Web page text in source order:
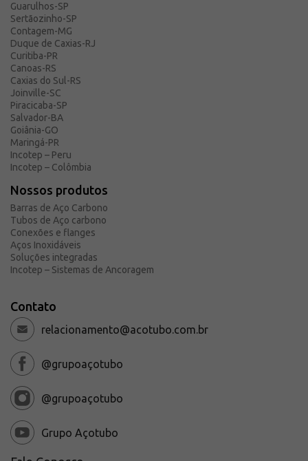
Guarulhos-SP
Sertãozinho-SP
Contagem-MG
Duque de Caxias-RJ
Curitiba-PR
Canoas-RS
Caxias do Sul-RS
Joinville-SC
Piracicaba-SP
Salvador-BA
Goiânia-GO
Maringá-PR
Incotep – Peru
Incotep – Colômbia
Nossos produtos
Barras de Aço Carbono
Tubos de Aço carbono
Conexões e flanges
Aços Inoxidáveis
Soluções integradas
Incotep – Sistemas de Ancoragem
Contato
relacionamento@acotubo.com.br
@grupoaçotubo
@grupoaçotubo
Grupo Açotubo